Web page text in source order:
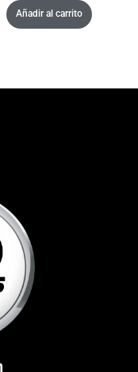
Añadir al carrito